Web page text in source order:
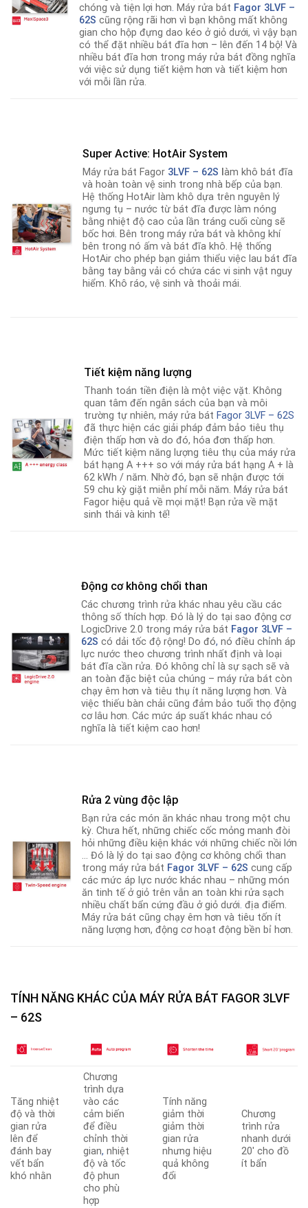
chóng và tiện lợi hơn. Máy rửa bát Fagor 3LVF –
62Scũng rộng rãi hơn vì bạn không mất không
gian cho hộp đựng dao kéo ở giỏ dưới, vì vậy bạn
có thể đặt nhiều bát đĩa hơn – lên đến 14 bộ! Và
nhiều bát đĩa hơn trong máy rửa bát đồng nghĩa
với việc sử dụng tiết kiệm hơn và tiết kiệm hơn
với mỗi lần rửa.
Super Active: HotAir System
Máy rửa bát Fagor 3LVF – 62S làm khô bát đĩa
và hoàn toàn vệ sinh trong nhà bếp của bạn.
Hệ thống HotAir làm khô dựa trên nguyên lý
ngưng tụ – nước từ bát đĩa được làm nóng
bằng nhiệt độ cao của lần tráng cuối cùng sẽ
bốc hơi. Bên trong máy rửa bát và không khí
bên trong nó ấm và bát đĩa khô. Hệ thống
HotAir cho phép bạn giảm thiểu việc lau bát đĩa
bằng tay bằng vải có chứa các vi sinh vật nguy
hiểm. Khô ráo, vệ sinh và thoải mái.
Tiết kiệm năng lượng
Thanh toán tiền điện là một việc vặt. Không
quan tâm đến ngân sách của bạn và môi
trường tự nhiên, máy rửa bát Fagor 3LVF – 62S
đã thực hiện các giải pháp đảm bảo tiêu thụ
điện thấp hơn và do đó, hóa đơn thấp hơn.
Mức tiết kiệm năng lượng tiêu thụ của máy rửa
bát hạng A +++ so với máy rửa bát hạng A + là
62 kWh / năm. Nhờ đó, bạn sẽ nhận được tới
59 chu kỳ giặt miễn phí mỗi năm. Máy rửa bát
Fagor hiệu quả về mọi mặt! Bạn rửa về mặt
sinh thái và kinh tế!
Động cơ không chổi than
Các chương trình rửa khác nhau yêu cầu các
thông số thích hợp. Đó là lý do tại sao động cơ
LogicDrive 2.0 trong máy rửa bát Fagor 3LVF –
62S có dải tốc độ rộng! Do đó, nó điều chỉnh áp
lực nước theo chương trình nhất định và loại
bát đĩa cần rửa. Đó không chỉ là sự sạch sẽ và
an toàn đặc biệt của chúng – máy rửa bát còn
chạy êm hơn và tiêu thụ ít năng lượng hơn. Và
việc thiếu bàn chải cũng đảm bảo tuổi thọ động
cơ lâu hơn. Các mức áp suất khác nhau có
nghĩa là tiết kiệm cao hơn!
Rửa 2 vùng độc lập
Bạn rửa các món ăn khác nhau trong một chu
kỳ. Chưa hết, những chiếc cốc mỏng manh đòi
hỏi những điều kiện khác với những chiếc nồi lớn
… Đó là lý do tại sao động cơ không chổi than
trong máy rửa bát Fagor 3LVF – 62S cung cấp
các mức áp lực nước khác nhau – những món
ăn tinh tế ở giỏ trên vẫn an toàn khi rửa sạch
nhiều chất bẩn cứng đầu ở giỏ dưới. địa điểm.
Máy rửa bát cũng chạy êm hơn và tiêu tốn ít
năng lượng hơn, động cơ hoạt động bền bỉ hơn.
TÍNH NĂNG KHÁC CỦA MÁY RỬA BÁT FAGOR 3LVF
– 62S
Tăng nhiệt
độ và thời
gian rửa
lên để
đánh bay
vết bẩn
khó nhằn
Chương
trình dựa
vào các
cảm biến
để điều
chỉnh thời
gian, nhiệt
độ và tốc
độ phun
cho phù
hợp
Tính năng
giảm thời
giảm thời
gian rửa
nhưng hiệu
quả không
đổi
Chương
trình rửa
nhanh dưới
20′ cho đồ
ít bẩn